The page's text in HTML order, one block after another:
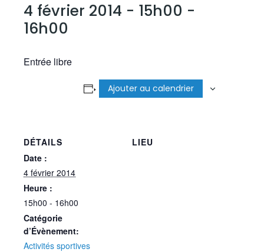
4 février 2014 - 15h00 -
16h00
Entrée libre
Ajouter au calendrier
DÉTAILS
Date :
4 février 2014
Heure :
15h00 - 16h00
Catégorie
d’Évènement:
Activités sportives
LIEU